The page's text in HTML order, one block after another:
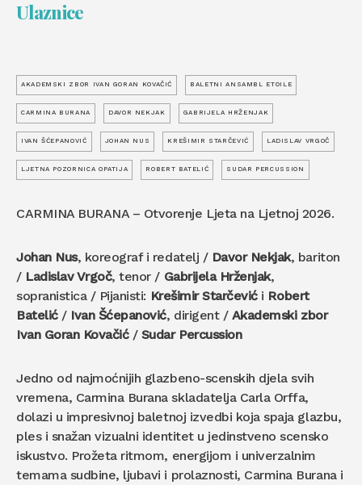
Ulaznice
AKADEMSKI ZBOR IVAN GORAN KOVAČIĆ BALETNI ANSAMBL ETOILE
CARMINA BURANA DAVOR NEKJAK GABRIJELA HRŽENJAK
IVAN ŠĆEPANOVIĆ JOHAN NUS KREŠIMIR STARČEVIĆ LADISLAV VRGOČ
LJETNA POZORNICA OPATIJA ROBERT BATELIĆ SUDAR PERCUSSION
CARMINA BURANA – Otvorenje Ljeta na Ljetnoj 2026.
Johan Nus, koreograf i redatelj / Davor Nekjak, bariton
/ Ladislav Vrgoč, tenor / Gabrijela Hrženjak,
sopranistica / Pijanisti: Krešimir Starčevići Robert
Batelić/ Ivan Šćepanović, dirigent / Akademski zbor
Ivan Goran Kovačić/ Sudar Percussion
Jedno od najmoćnijih glazbeno-scenskih djela svih
vremena, Carmina Burana skladatelja Carla Orffa,
dolazi u impresivnoj baletnoj izvedbi koja spaja glazbu,
ples i snažan vizualni identitet u jedinstveno scensko
iskustvo. Prožeta ritmom, energijom i univerzalnim
temama sudbine, ljubavi i prolaznosti, Carmina Burana i